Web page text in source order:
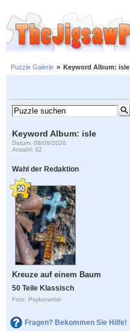
Puzzle Galerie » Keyword Album: isle
Keyword Album: isle
Datum: 08/06/2026
Anzahl: 32
Wahl der Redaktion
Kreuze auf einem Baum
50 Teile Klassisch
Foto: Psyberartist
Fragen? Bekommen Sie Hilfe!